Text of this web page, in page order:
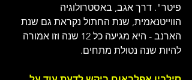
פיטר". דרך אגב, באסטרולוגיה
הווייטנאמית, שנת החתול נקראת גם שנת
הארנב - היא מגיעה כל 12 שנה וזו אמורה
להיות שנה נטולת מתחים.